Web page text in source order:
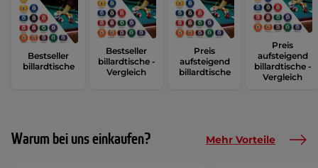
Bestseller
billardtische
Bestseller
billardtische -
Vergleich
Preis
aufsteigend
billardtische
Preis
aufsteigend
billardtische -
Vergleich
Warum bei uns einkaufen? Mehr Vorteile